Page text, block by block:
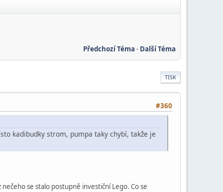
Předchozí Téma - Další Téma
TISK
#360
kadibudky strom, pumpa taky chybí, takže je
se stalo postupně investiční Lego. Co se